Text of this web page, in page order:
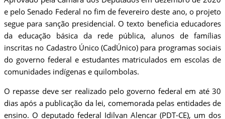
e pelo Senado Federal no fim de fevereiro deste ano, o projeto
segue para sanção presidencial. O texto beneficia educadores
da educação básica da rede pública, alunos de famílias
inscritas no Cadastro Único (CadÚnico) para programas sociais
do governo federal e estudantes matriculados em escolas de
comunidades indígenas e quilombolas.
O repasse deve ser realizado pelo governo federal em até 30
dias após a publicação da lei, comemorada pelas entidades de
ensino. O deputado federal Idilvan Alencar (PDT-CE), um dos